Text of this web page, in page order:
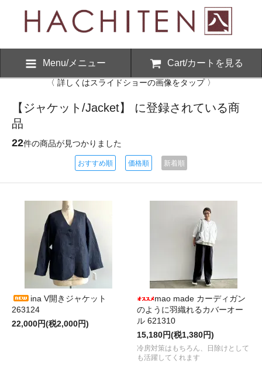
Menu/メニュー Cart/カートを見る
〈 詳しくはスライドショーの画像をタップ 〉
【ジャケット/Jacket】 に登録されている商
品
22件の商品が見つかりました
おすすめ順 価格順 新着順
ina V開きジャケット
263124
22,000円(税2,000円)
mao made カーディガン
のように羽織れるカバーオー
ル 621310
15,180円(税1,380円)
冷房対策はもちろん、日除けとして
も活躍してくれます